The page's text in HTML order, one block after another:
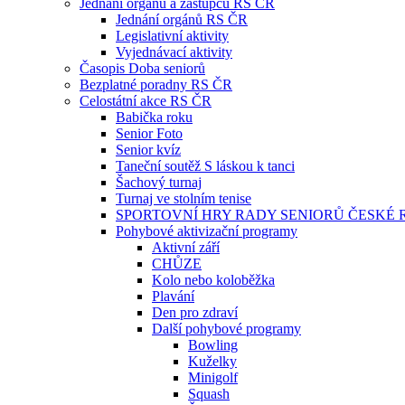
Jednání orgánů a zástupců RS ČR
Jednání orgánů RS ČR
Legislativní aktivity
Vyjednávací aktivity
Časopis Doba seniorů
Bezplatné poradny RS ČR
Celostátní akce RS ČR
Babička roku
Senior Foto
Senior kvíz
Taneční soutěž S láskou k tanci
Šachový turnaj
Turnaj ve stolním tenise
SPORTOVNÍ HRY RADY SENIORŮ ČESKÉ
Pohybové aktivizační programy
Aktivní září
CHŮZE
Kolo nebo koloběžka
Plavání
Den pro zdraví
Další pohybové programy
Bowling
Kuželky
Minigolf
Squash